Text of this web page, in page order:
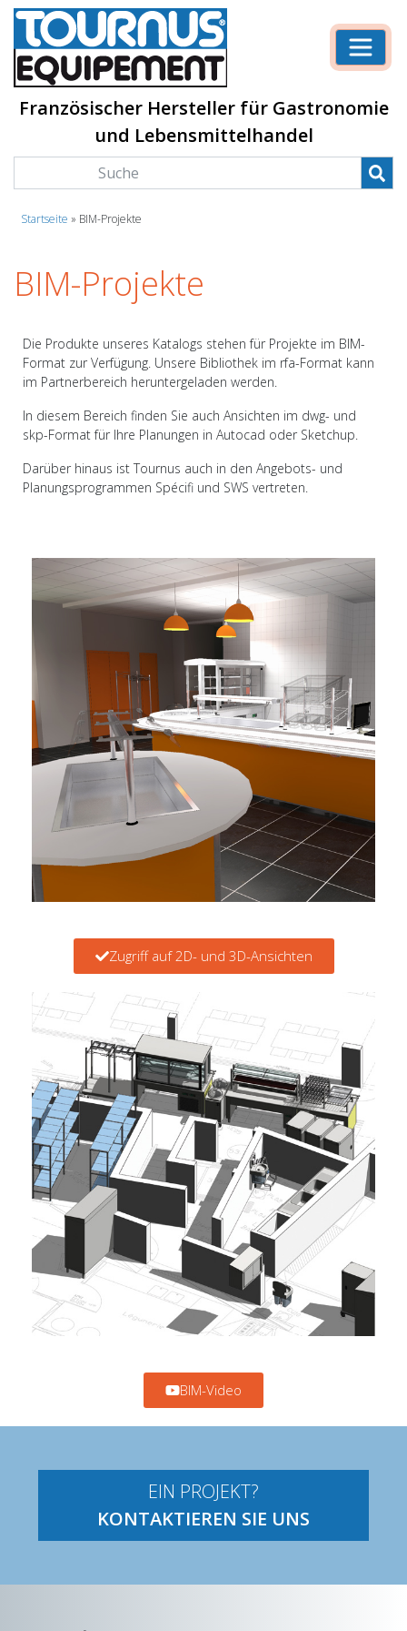
Französischer Hersteller für Gastronomie
und Lebensmittelhandel
Startseite » BIM-Projekte
BIM-Projekte
Die Produkte unseres Katalogs stehen für Projekte im BIM-
Format zur Verfügung. Unsere Bibliothek im rfa-Format kann
im Partnerbereich heruntergeladen werden.
In diesem Bereich finden Sie auch Ansichten im dwg- und
skp-Format für Ihre Planungen in Autocad oder Sketchup.
Darüber hinaus ist Tournus auch in den Angebots- und
Planungsprogrammen Spécifi und SWS vertreten.
Zugriff auf 2D- und 3D-Ansichten
BIM-Video
EIN PROJEKT?
KONTAKTIEREN SIE UNS